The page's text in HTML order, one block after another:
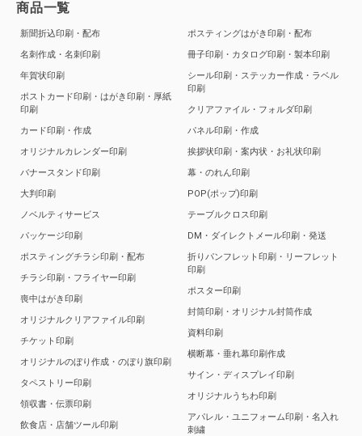
商品一覧
新聞折込印刷・配布
名刺作成・名刺印刷
年賀状印刷
ポストカード印刷・はがき印刷・厚紙
印刷
カード印刷・作成
オリジナルカレンダー印刷
バナースタンド印刷
大判印刷
ノベルティサービス
パッケージ印刷
ポスティングチラシ印刷・配布
チラシ印刷・フライヤー印刷
喪中はがき印刷
オリジナルクリアファイル印刷
チケット印刷
オリジナルのぼり作成・のぼり旗印刷
タペストリー印刷
領収書・伝票印刷
飲食店・店舗ツール印刷
ポスティングはがき印刷・配布
冊子印刷・カタログ印刷・製本印刷
シール印刷・ステッカー作成・ラベル
印刷
クリアファイル・フォルダ印刷
パネル印刷・作成
挨拶状印刷・案内状・お礼状印刷
幕・のれん印刷
POP(ポップ)印刷
テーブルクロス印刷
DM・ダイレクトメール印刷・発送
折りパンフレット印刷・リーフレット
印刷
ポスター印刷
封筒印刷・オリジナル封筒作成
資料印刷
横断幕・垂れ幕印刷作成
サイン・ディスプレイ印刷
オリジナルうちわ印刷
アパレル・ユニフォーム印刷・名入れ
刺繍